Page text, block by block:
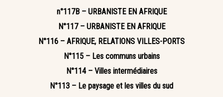
n°117B – URBANISTE EN AFRIQUE
N°117 – URBANISTE EN AFRIQUE
N°116 – AFRIQUE, RELATIONS VILLES-PORTS
N°115 – Les communs urbains
N°114 – Villes intermédiaires
N°113 – Le paysage et les villes du sud